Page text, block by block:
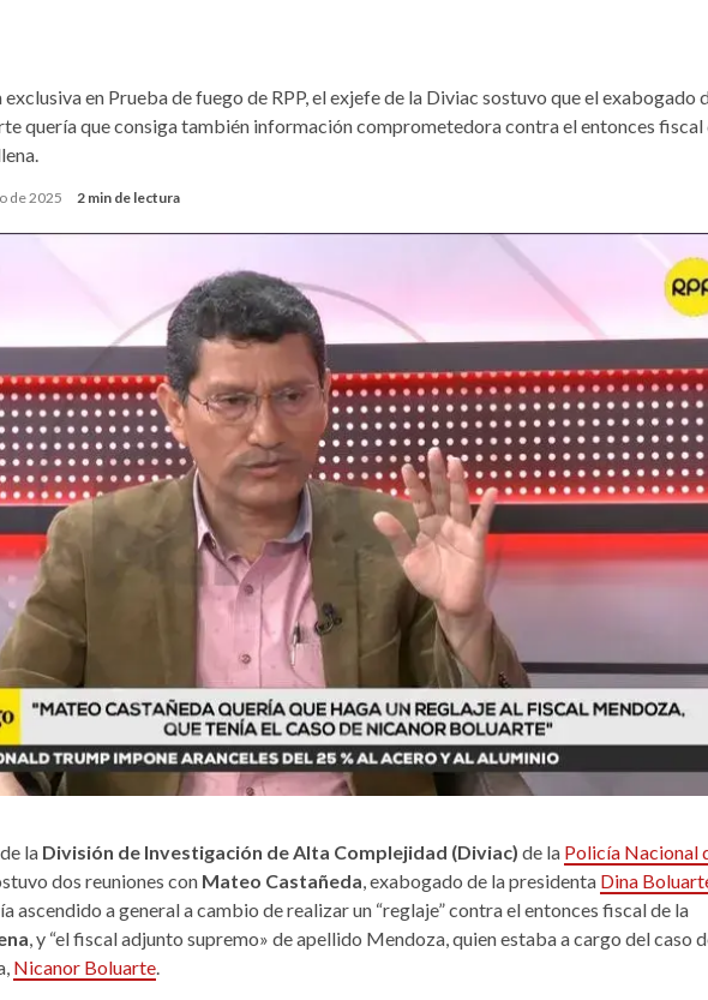
en Prueba de fuego de RPP, el exjefe de la Diviac sostuvo que el exabogado
quería que consiga también información comprometedora contra el entonces fiscal
de 2025 2 min de lectura
la División de Investigación de Alta Complejidad (Diviac) de la Policía Nacional
dos reuniones con Mateo Castañeda, exabogado de la presidenta Dina
ascendido a general a cambio de realizar un “reglaje” contra el entonces fiscal de la
, y “el fiscal adjunto supremo» de apellido Mendoza, quien estaba a cargo del caso
Nicanor Boluarte.